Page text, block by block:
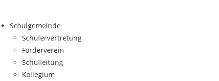
springen
Schulgemeinde
Schülervertretung
Förderverein
Schulleitung
Kollegium